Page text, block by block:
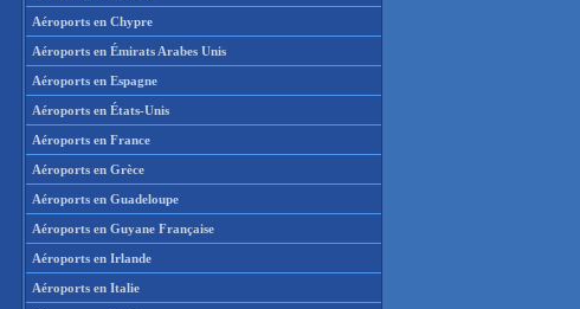
Aéroports en Chypre
Aéroports en Émirats Arabes Unis
Aéroports en Espagne
Aéroports en États-Unis
Aéroports en France
Aéroports en Grèce
Aéroports en Guadeloupe
Aéroports en Guyane Française
Aéroports en Irlande
Aéroports en Italie